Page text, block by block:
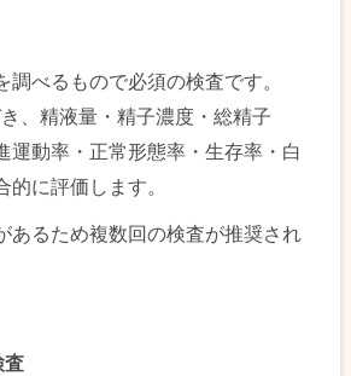
調べるもので必須の検査です。
、精液量・精子濃度・総精子
運動率・正常形態率・生存率・白
的に評価します。
あるため複数回の検査が推奨され
査